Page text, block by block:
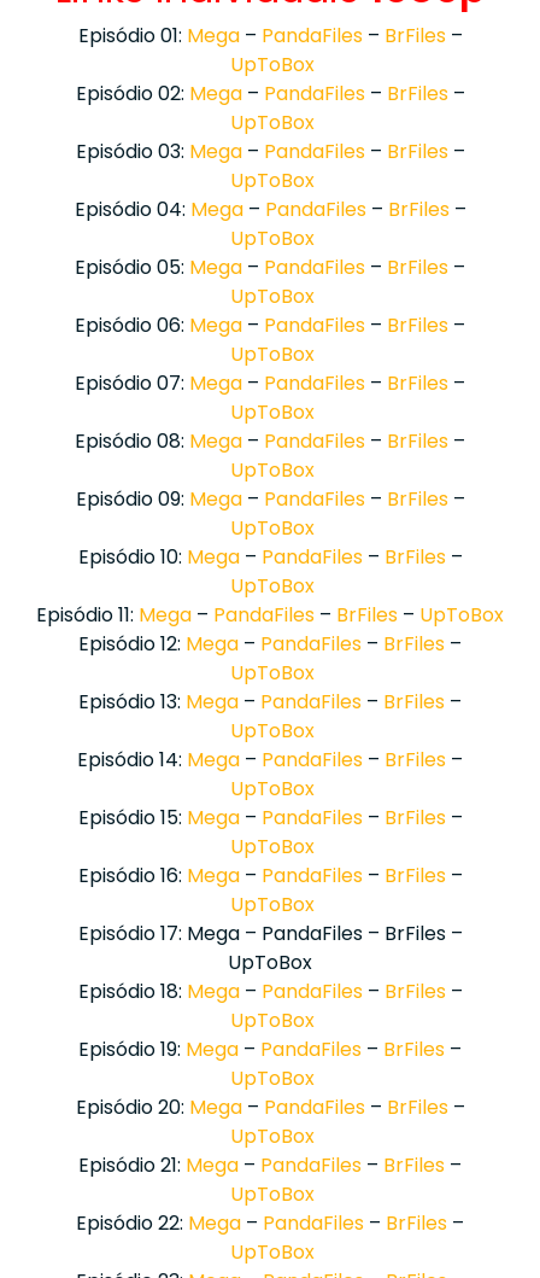
Episódio 01: Mega– PandaFiles– BrFiles–
UpToBox
Episódio 02: Mega– PandaFiles– BrFiles–
UpToBox
Episódio 03: Mega– PandaFiles– BrFiles–
UpToBox
Episódio 04: Mega– PandaFiles– BrFiles–
UpToBox
Episódio 05: Mega – PandaFiles – BrFiles –
UpToBox
Episódio 06: Mega – PandaFiles – BrFiles –
UpToBox
Episódio 07: Mega – PandaFiles – BrFiles –
UpToBox
Episódio 08: Mega – PandaFiles – BrFiles –
UpToBox
Episódio 09: Mega– PandaFiles– BrFiles–
UpToBox
Episódio 10: Mega– PandaFiles– BrFiles–
UpToBox
Episódio 11: Mega – PandaFiles – BrFiles – UpToBox
Episódio 12: Mega – PandaFiles – BrFiles –
UpToBox
Episódio 13: Mega – PandaFiles – BrFiles –
UpToBox
Episódio 14: Mega – PandaFiles – BrFiles –
UpToBox
Episódio 15: Mega– PandaFiles– BrFiles–
UpToBox
Episódio 16: Mega– PandaFiles– BrFiles–
UpToBox
Episódio 17: Mega – PandaFiles – BrFiles –
UpToBox
Episódio 18: Mega– PandaFiles– BrFiles–
UpToBox
Episódio 19: Mega – PandaFiles – BrFiles –
UpToBox
Episódio 20: Mega– PandaFiles– BrFiles–
UpToBox
Episódio 21: Mega – PandaFiles – BrFiles –
UpToBox
Episódio 22: Mega – PandaFiles – BrFiles –
UpToBox